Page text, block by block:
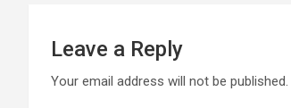
r
Leave a Reply
Your email address will not be published.